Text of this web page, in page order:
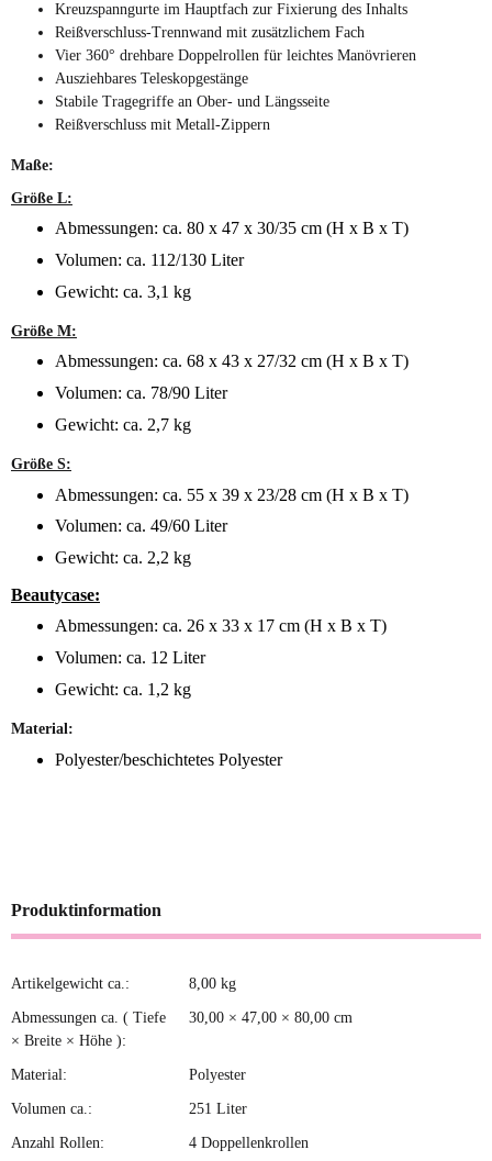
Kreuzspanngurte im Hauptfach zur Fixierung des Inhalts
Reißverschluss-Trennwand mit zusätzlichem Fach
Vier 360° drehbare Doppelrollen für leichtes Manövrieren
Ausziehbares Teleskopgestänge
Stabile Tragegriffe an Ober- und Längsseite
Reißverschluss mit Metall-Zippern
Maße:
Größe L:
Abmessungen: ca. 80 x 47 x 30/35 cm (H x B x T)
Volumen: ca. 112/130 Liter
Gewicht: ca. 3,1 kg
Größe M:
Abmessungen: ca. 68 x 43 x 27/32 cm (H x B x T)
Volumen: ca. 78/90 Liter
Gewicht: ca. 2,7 kg
Größe S:
Abmessungen: ca. 55 x 39 x 23/28 cm (H x B x T)
Volumen: ca. 49/60 Liter
Gewicht: ca. 2,2 kg
Beautycase:
Abmessungen: ca. 26 x 33 x 17 cm (H x B x T)
Volumen: ca. 12 Liter
Gewicht: ca. 1,2 kg
Material:
Polyester/beschichtetes Polyester
Produktinformation
Produkteigenschaft
Wert
Artikelgewicht ca.: 8,00 kg
Abmessungen ca. ( Tiefe
× Breite × Höhe ):
30,00 × 47,00 × 80,00 cm
Material: Polyester
Volumen ca.: 251 Liter
Anzahl Rollen: 4 Doppellenkrollen